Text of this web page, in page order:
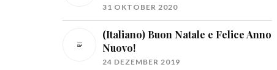
31 OKTOBER 2020
(Italiano) Buon Natale e Felice Anno
Nuovo!
24 DEZEMBER 2019